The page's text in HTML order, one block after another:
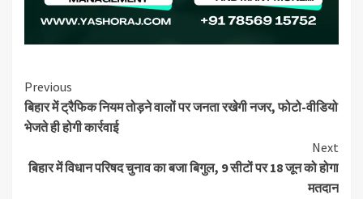
Continue
Reading
Previous
बिहार में ट्रैफिक नियम तोड़ने वालों पर जनता रखेगी नजर, फोटो-वीडियो
भेजते ही होगी कार्रवाई
Next
बिहार में विधान परिषद चुनाव का बजा बिगुल, 9 सीटों पर 18 जून को होगा
मतदान